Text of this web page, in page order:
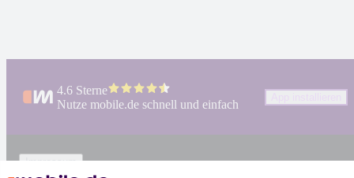
4.6 Sterne
Nutze mobile.de schnell und einfach
Impressum